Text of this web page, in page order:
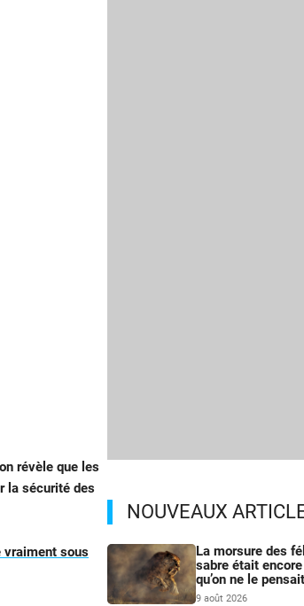
révèle que les
la sécurité des
vraiment sous
NOUVEAUX
La morsure des
sabre était
qu’on ne le pensait
9 août 2026